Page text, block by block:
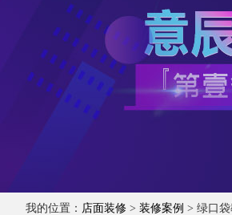
我的位置： 店面装修 > 装修案例 > 绿口